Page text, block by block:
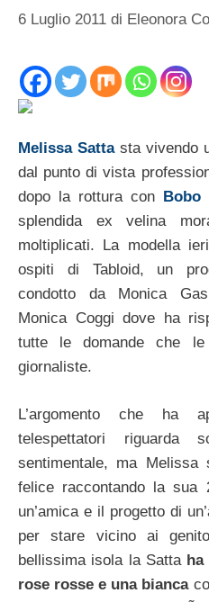
6 Luglio 2011 di Eleonora
Melissa Sattasta vivendo
dal punto di vista
dopo la rottura con
Bobo
splendida ex velina
moltiplicati. La modella
ospiti di Tabloid, un
condotto da Monica
Monica Coggi dove ha
tutte le domande che
giornaliste.
L’argomento che ha
telespettatori riguarda
sentimentale, ma
felice raccontando la sua
un’amica e il progetto di
per stare vicino ai
bellissima isola la Satta ha
rose rosse e una bianca